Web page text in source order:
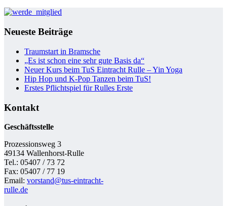
Neueste Beiträge
Traumstart in Bramsche
„Es ist schon eine sehr gute Basis da“
Neuer Kurs beim TuS Eintracht Rulle – Yin Yoga
Hip Hop und K-Pop Tanzen beim TuS!
Erstes Pflichtspiel für Rulles Erste
Kontakt
Geschäftsstelle
Prozessionsweg 3
49134 Wallenhorst-Rulle
Tel.: 05407 / 73 72
Fax: 05407 / 77 19
Email: vorstand@tus-eintracht-
rulle.de